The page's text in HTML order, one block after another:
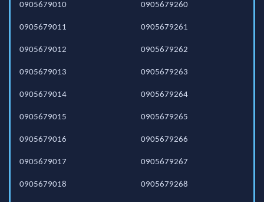
0905679010
0905679011
0905679012
0905679013
0905679014
0905679015
0905679016
0905679017
0905679018
0905679260
0905679261
0905679262
0905679263
0905679264
0905679265
0905679266
0905679267
0905679268